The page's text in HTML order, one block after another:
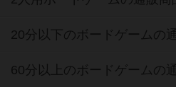
20分以下のボードゲームの
60分以上のボードゲームの